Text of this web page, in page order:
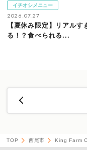
イチオシメニュー
2026.07.27
【夏休み限定】リアルす
る！？食べられる...
TOP 西尾市 King Farm